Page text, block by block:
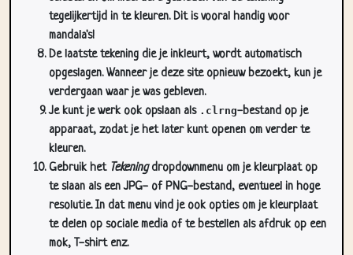
tegelijkertijd in te kleuren. Dit is vooral handig voor
mandala's!
De laatste tekening die je inkleurt, wordt automatisch
opgeslagen. Wanneer je deze site opnieuw bezoekt, kun je
verdergaan waar je was gebleven.
Je kunt je werk ook opslaan als .clrng-bestand op je
apparaat, zodat je het later kunt openen om verder te
kleuren.
Gebruik het Tekeningdropdownmenu om je kleurplaat op
te slaan als een JPG- of PNG-bestand, eventueel in hoge
resolutie. In dat menu vind je ook opties om je kleurplaat
te delen op sociale media of te bestellen als afdruk op een
mok, T-shirt enz.